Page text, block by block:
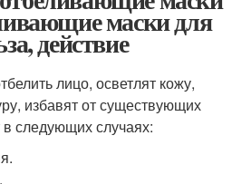
маски для
действие
лицо, осветлят кожу,
избавят от существующих
следующих случаях: